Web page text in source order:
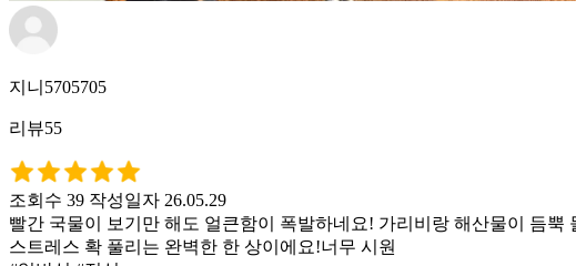
지니5705705
리뷰55
조회수 39 작성일자 26.05.29
빨간 국물이 보기만 해도 얼큰함이 폭발하네요! 가리비랑 해산물이 듬
스트레스 확 풀리는 완벽한 한 상이에요!너무 시원